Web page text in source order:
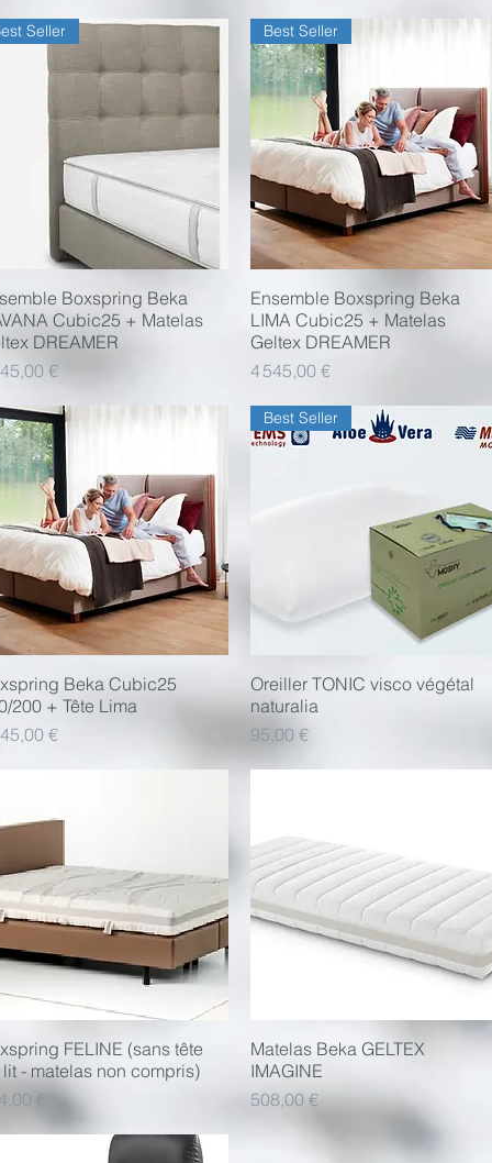
Aperçu rapide
Seller
Boxspring Beka
Cubic25 + Matelas
DREAMER
€
Aperçu rapide
Best Seller
Ensemble Boxspring Beka
LIMA Cubic25 + Matelas
Geltex DREAMER
Prix
4 545,00 €
Aperçu rapide
Beka Cubic25
200 + Tête Lima
€
Aperçu rapide
Best Seller
Oreiller TONIC visco végétal
naturalia
Prix
95,00 €
Aperçu rapide
FELINE (sans tête
- matelas non compris)
€
Aperçu rapide
Matelas Beka GELTEX
IMAGINE
Prix
508,00 €